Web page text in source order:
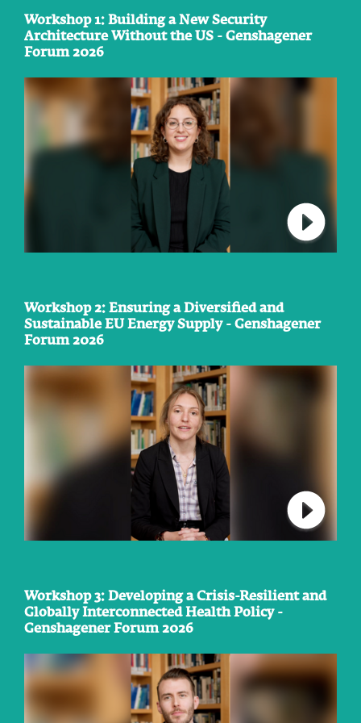
Workshop 1: Building a New Security
Architecture Without the US - Genshagener
Forum 2026
Workshop 2: Ensuring a Diversified and
Sustainable EU Energy Supply - Genshagener
Forum 2026
Workshop 3: Developing a Crisis-Resilient and
Globally Interconnected Health Policy -
Genshagener Forum 2026